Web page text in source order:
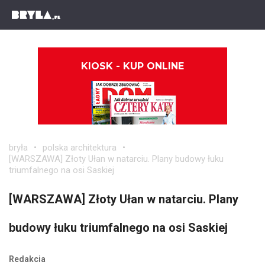
KIOSK - KUP ONLINE
bryła
polska architektura
[WARSZAWA] Złoty Ułan w natarciu. Plany budowy łuku
triumfalnego na osi Saskiej
[WARSZAWA] Złoty Ułan w natarciu. Plany
budowy łuku triumfalnego na osi Saskiej
Redakcja